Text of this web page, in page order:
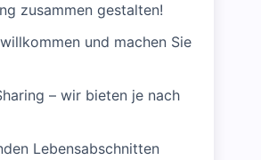
zusammen gestalten!
und machen Sie
– wir bieten je nach
Lebensabschnitten